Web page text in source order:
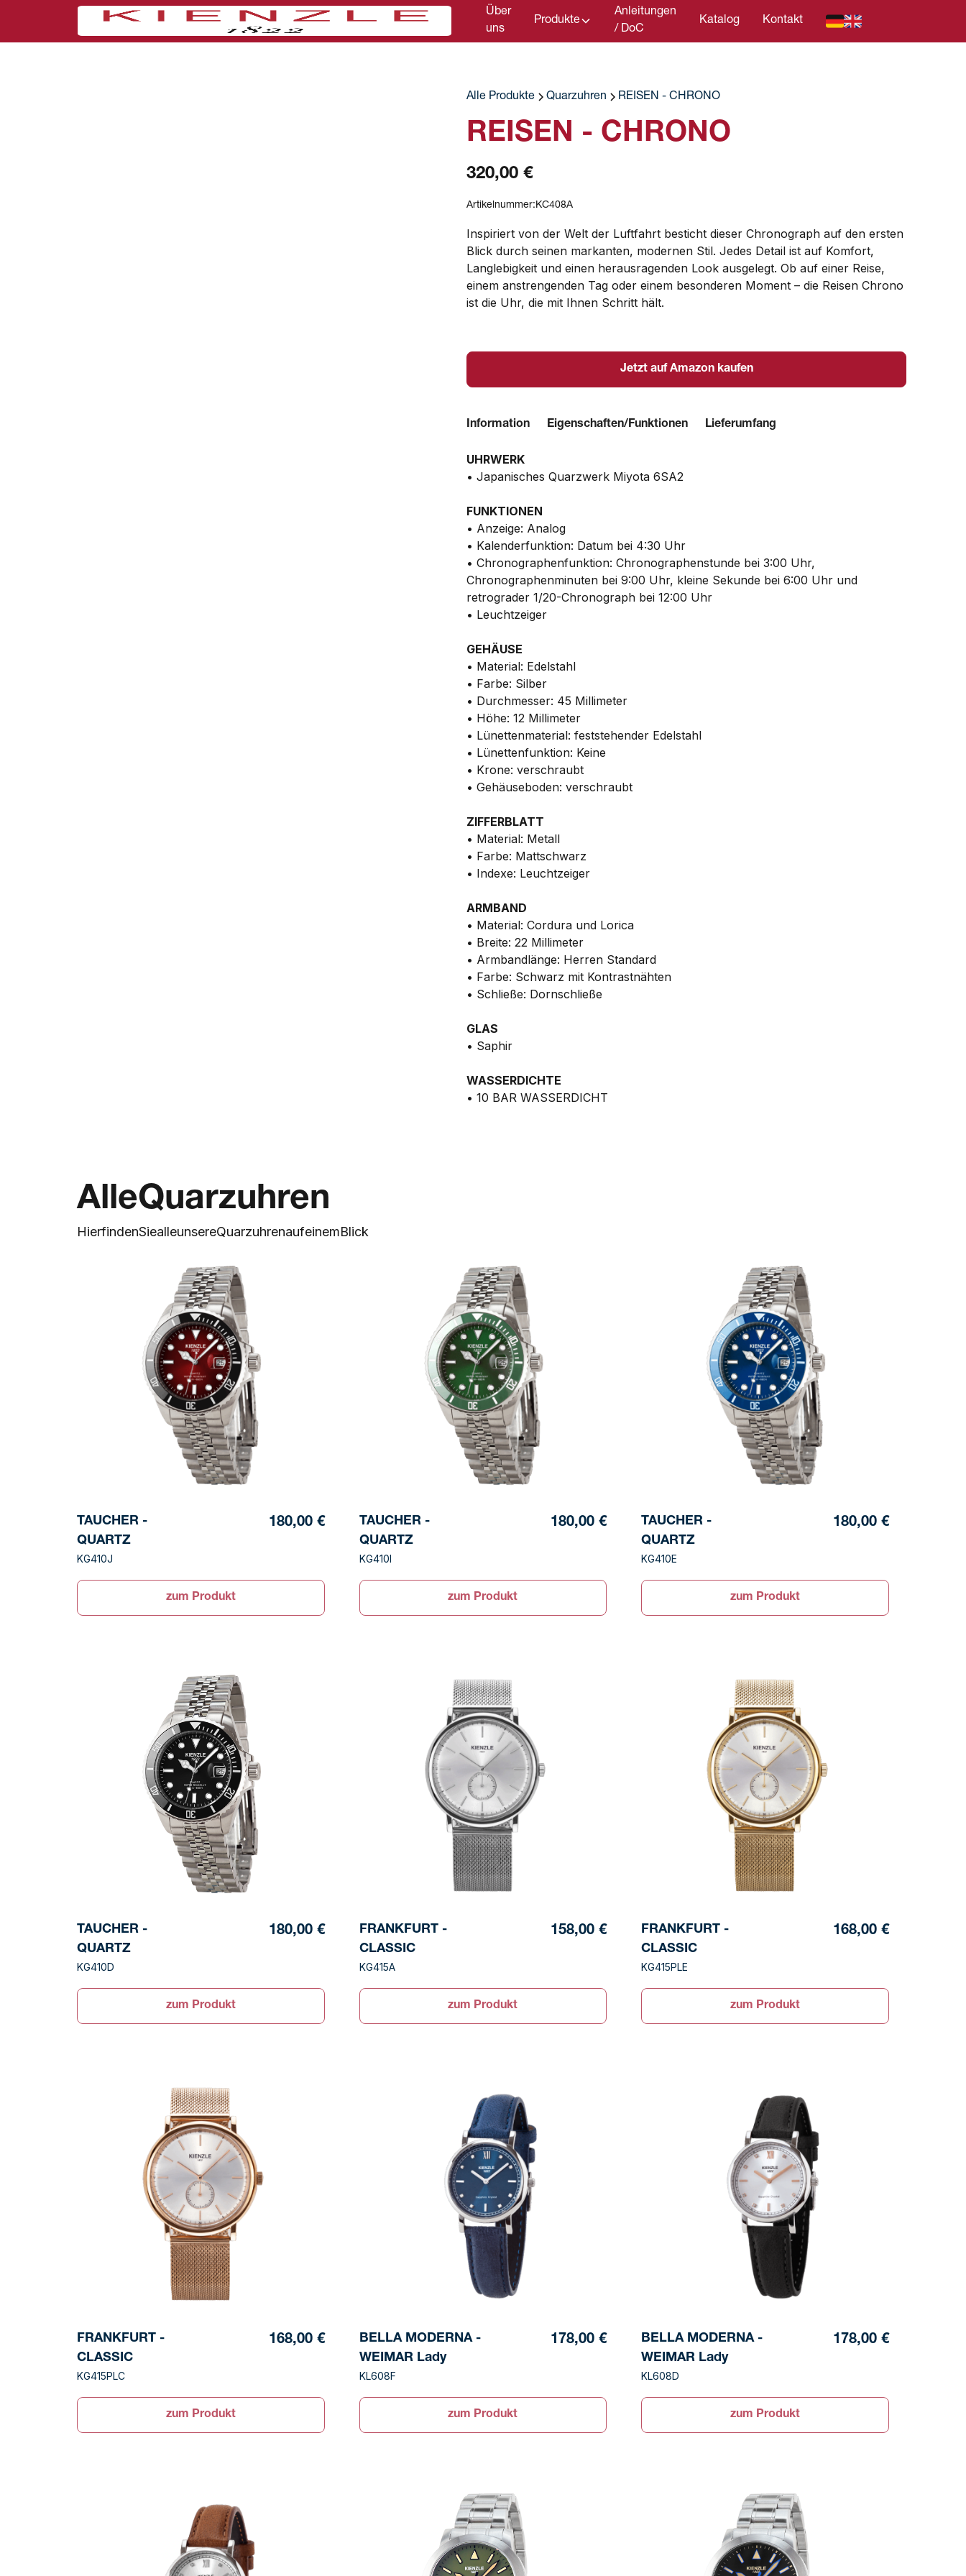
Über
uns
Produkte
Anleitungen
/ DoC
Katalog Kontakt
Alle Produkte Quarzuhren REISEN - CHRONO
REISEN - CHRONO
320,00 €
Artikelnummer:KC408A
Inspiriert von der Welt der Luftfahrt besticht dieser Chronograph auf den ersten
Blick durch seinen markanten, modernen Stil. Jedes Detail ist auf Komfort,
Langlebigkeit und einen herausragenden Look ausgelegt. Ob auf einer Reise,
einem anstrengenden Tag oder einem besonderen Moment – die Reisen Chrono
ist die Uhr, die mit Ihnen Schritt hält.
Jetzt auf Amazon kaufen
Information Eigenschaften/Funktionen Lieferumfang
UHRWERK
• Japanisches Quarzwerk Miyota 6SA2
FUNKTIONEN
• Anzeige: Analog
• Kalenderfunktion: Datum bei 4:30 Uhr
• Chronographenfunktion: Chronographenstunde bei 3:00 Uhr,
Chronographenminuten bei 9:00 Uhr, kleine Sekunde bei 6:00 Uhr und
retrograder 1/20-Chronograph bei 12:00 Uhr
• Leuchtzeiger
GEHÄUSE
• Material: Edelstahl
• Farbe: Silber
• Durchmesser: 45 Millimeter
• Höhe: 12 Millimeter
• Lünettenmaterial: feststehender Edelstahl
• Lünettenfunktion: Keine
• Krone: verschraubt
• Gehäuseboden: verschraubt
ZIFFERBLATT
• Material: Metall
• Farbe: Mattschwarz
• Indexe: Leuchtzeiger
ARMBAND
• Material: Cordura und Lorica
• Breite: 22 Millimeter
• Armbandlänge: Herren Standard
• Farbe: Schwarz mit Kontrastnähten
• Schließe: Dornschließe
GLAS
• Saphir
WASSERDICHTE
• 10 BAR WASSERDICHT
AlleQuarzuhren
HierfindenSiealleunsereQuarzuhrenaufeinemBlick
TAUCHER -
QUARTZ
KG410J
180,00 €
zum Produkt
TAUCHER -
QUARTZ
KG410I
180,00 €
zum Produkt
TAUCHER -
QUARTZ
KG410E
180,00 €
zum Produkt
TAUCHER -
QUARTZ
KG410D
180,00 €
zum Produkt
FRANKFURT -
CLASSIC
KG415A
158,00 €
zum Produkt
FRANKFURT -
CLASSIC
KG415PLE
168,00 €
zum Produkt
FRANKFURT -
CLASSIC
KG415PLC
168,00 €
zum Produkt
BELLA MODERNA -
WEIMAR Lady
KL608F
178,00 €
zum Produkt
BELLA MODERNA -
WEIMAR Lady
KL608D
178,00 €
zum Produkt